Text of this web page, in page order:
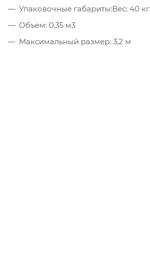
Упаковочные габариты:Вес: 40 кг
Объем: 0,35 м3
Максимальный размер: 3,2 м